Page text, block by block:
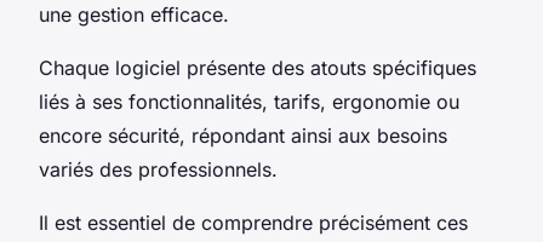
une gestion efficace.
Chaque logiciel présente des atouts spécifiques
liés à ses fonctionnalités, tarifs, ergonomie ou
encore sécurité, répondant ainsi aux besoins
variés des professionnels.
Il est essentiel de comprendre précisément ces